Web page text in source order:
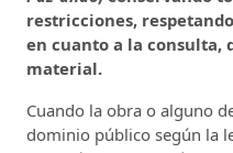
restricciones,
en cuanto a la consulta,
material.
Cuando la obra o alguno
dominio público según la